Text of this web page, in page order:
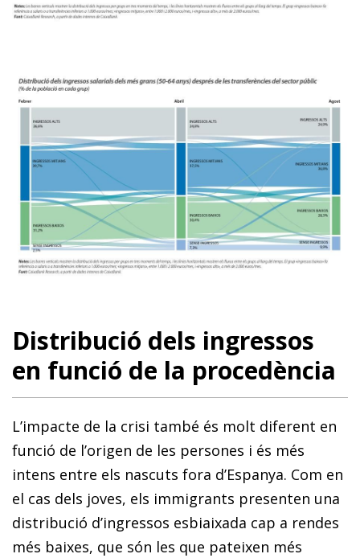
Distribució dels ingressos
en funció de la procedència
L’impacte de la crisi també és molt diferent en
funció de l’origen de les persones i és més
intens entre els nascuts fora d’Espanya. Com en
el cas dels joves, els immigrants presenten una
distribució d’ingressos esbiaixada cap a rendes
més baixes, que són les que pateixen més